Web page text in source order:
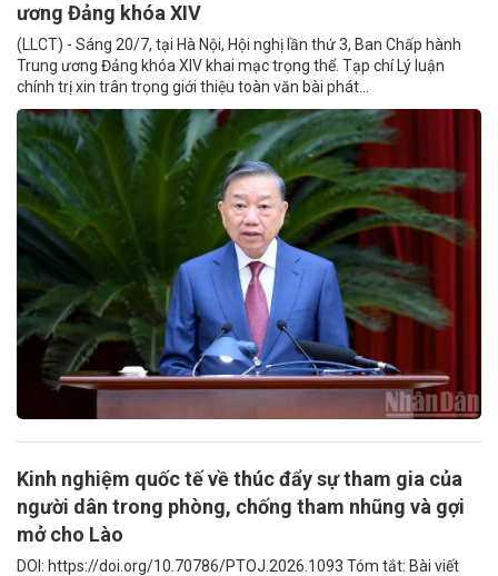
ương Đảng khóa XIV
(LLCT) - Sáng 20/7, tại Hà Nội, Hội nghị lần thứ 3, Ban Chấp hành
Trung ương Đảng khóa XIV khai mạc trọng thể. Tạp chí Lý luận
chính trị xin trân trọng giới thiệu toàn văn bài phát...
Kinh nghiệm quốc tế về thúc đẩy sự tham gia của
người dân trong phòng, chống tham nhũng và gợi
mở cho Lào
DOI: https://doi.org/10.70786/PTOJ.2026.1093 Tóm tắt: Bài viết